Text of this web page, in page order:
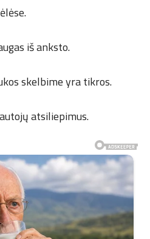
iš anksto.
skelbime yra tikros.
atsiliepimus.